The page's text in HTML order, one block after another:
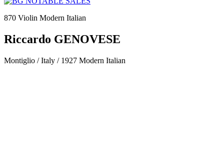
870 Violin Modern Italian
Riccardo GENOVESE
Montiglio / Italy / 1927 Modern Italian